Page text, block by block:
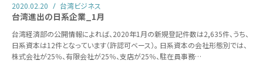
2020.02.20 台湾ビジネス
台湾進出の日系企業_1月
台湾経済部の公開情報によれば、2020年1月の新規登記件数は2,635件、うち、
日系資本は12件となっています（許認可ベース）。 日系資本の会社形態別では、
株式会社が25％、有限会社が25％、支店が25％、駐在員事務…